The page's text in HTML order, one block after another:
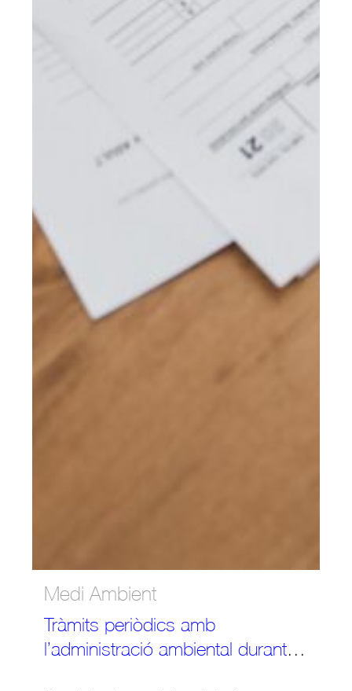
Medi Ambient
Tràmits periòdics amb
l’administració ambiental durant